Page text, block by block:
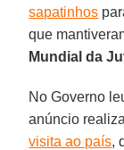
sapatinhos
que
Mundial da
No Governo
anúncio
visita ao país,